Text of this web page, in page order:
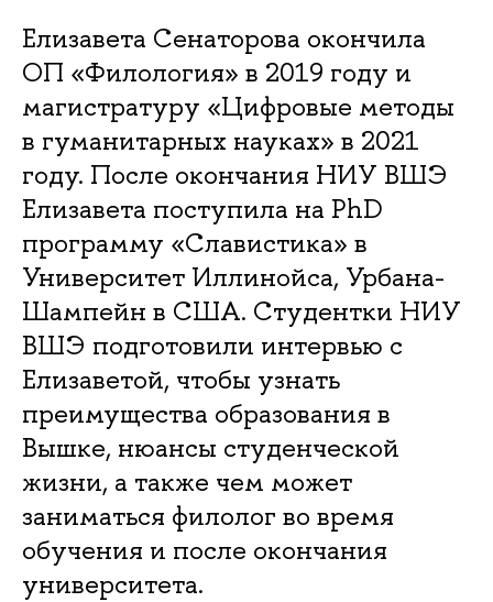
Елизавета Сенаторова окончила
ОП «Филология» в 2019 году и
магистратуру «Цифровые методы
в гуманитарных науках» в 2021
году. После окончания НИУ ВШЭ
Елизавета поступила на PhD
программу «Славистика» в
Университет Иллинойса, Урбана-
Шампейн в США. Студентки НИУ
ВШЭ подготовили интервью с
Елизаветой, чтобы узнать
преимущества образования в
Вышке, нюансы студенческой
жизни, а также чем может
заниматься филолог во время
обучения и после окончания
университета.